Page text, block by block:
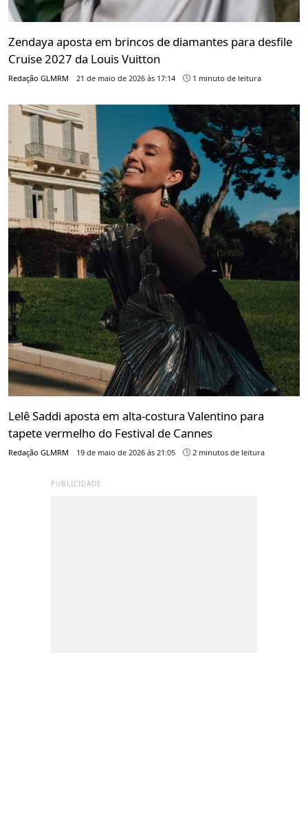
Zendaya aposta em brincos de diamantes para desfile
Cruise 2027 da Louis Vuitton
Redação GLMRM 21 de maio de 2026 às 17:14 1 minuto de leitura
Lelê Saddi aposta em alta-costura Valentino para
tapete vermelho do Festival de Cannes
Redação GLMRM 19 de maio de 2026 às 21:05 2 minutos de leitura
PUBLICIDADE